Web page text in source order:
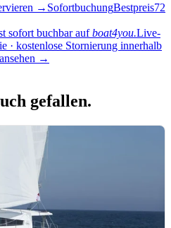
→ SofortbuchungBestpreis72
sofort buchbar auf boat4you.Live-
· kostenlose Stornierung innerhalb
→
gefallen.